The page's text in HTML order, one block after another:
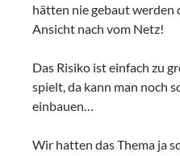
hätten nie gebaut werden
Ansicht nach vom Netz!
Das Risiko ist einfach zu
spielt, da kann man noch
einbauen…
Wir hatten das Thema ja